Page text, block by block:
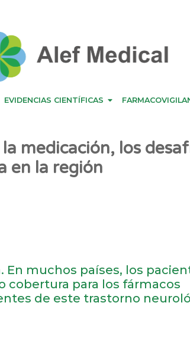
EVIDENCIAS CIENTÍFICAS
medicación, los
en la región
En muchos países, los
cobertura para los fármacos
de este trastorno